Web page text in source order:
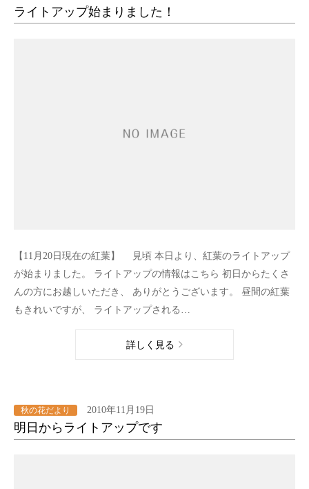
ライトアップ始まりました！
【11月20日現在の紅葉】 見頃 本日より、紅葉のライトアップ
が始まりました。 ライトアップの情報はこちら 初日からたくさ
んの方にお越しいただき、 ありがとうございます。 昼間の紅葉
もきれいですが、 ライトアップされる…
詳しく見る
秋の花だより 2010年11月19日
明日からライトアップです